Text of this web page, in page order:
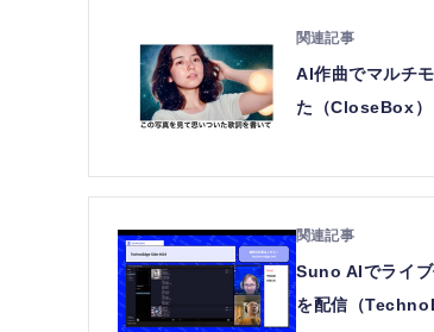
AI作曲でマルチ
た（CloseBox）
Suno AIでライ
を配信（